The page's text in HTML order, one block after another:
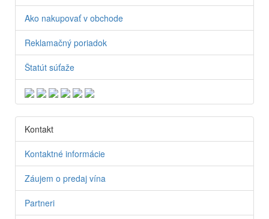
Ako nakupovať v obchode
Reklamačný poriadok
Štatút súťaže
Kontakt
Kontaktné informácie
Záujem o predaj vína
Partneri